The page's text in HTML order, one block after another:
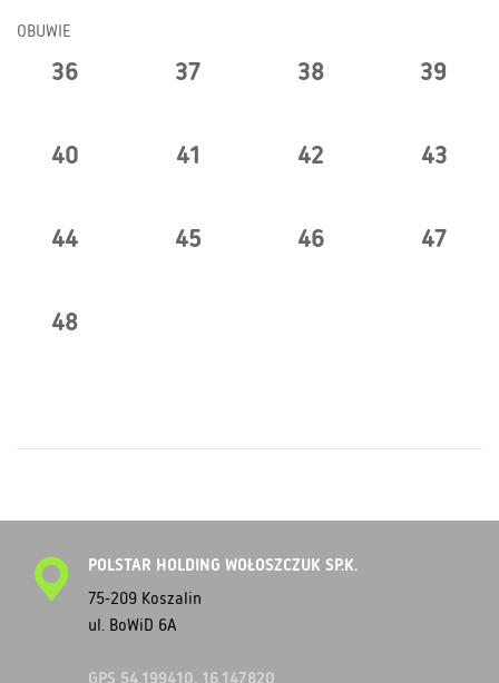
OBUWIE
36 37 38 39
40 41 42 43
44 45 46 47
48
POLSTAR HOLDING WOŁOSZCZUK SP.K.
75-209 Koszalin
ul. BoWiD 6A
GPS 54.199410, 16.147820